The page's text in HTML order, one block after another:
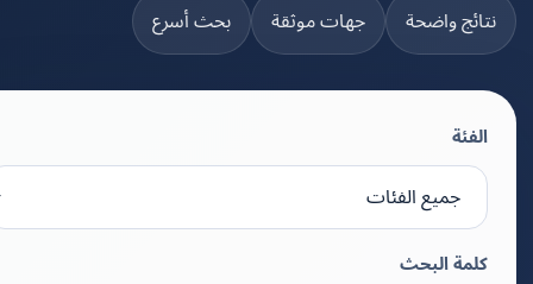
واضحة جهات موثقة بحث أسرع
كلمة البحث